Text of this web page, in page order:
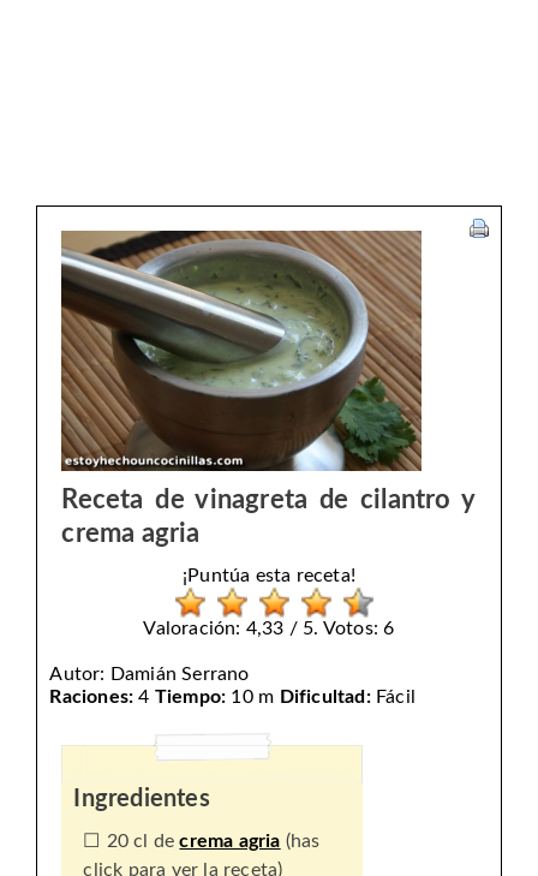
Receta de vinagreta de cilantro y
crema agria
¡Puntúa esta receta!
Valoración: 4,33 / 5. Votos: 6
Autor: Damián Serrano
Raciones: 4 Tiempo: 10 m Dificultad:Fácil
Ingredientes
20 cl decrema agria (has
click para ver la receta)